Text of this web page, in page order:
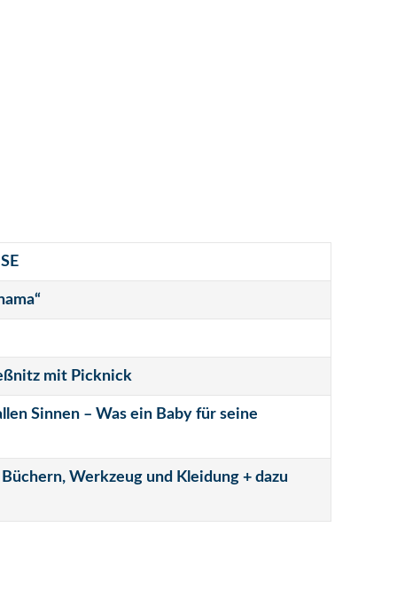
mit Picknick
Sinnen – Was ein Baby für seine
Werkzeug und Kleidung + dazu